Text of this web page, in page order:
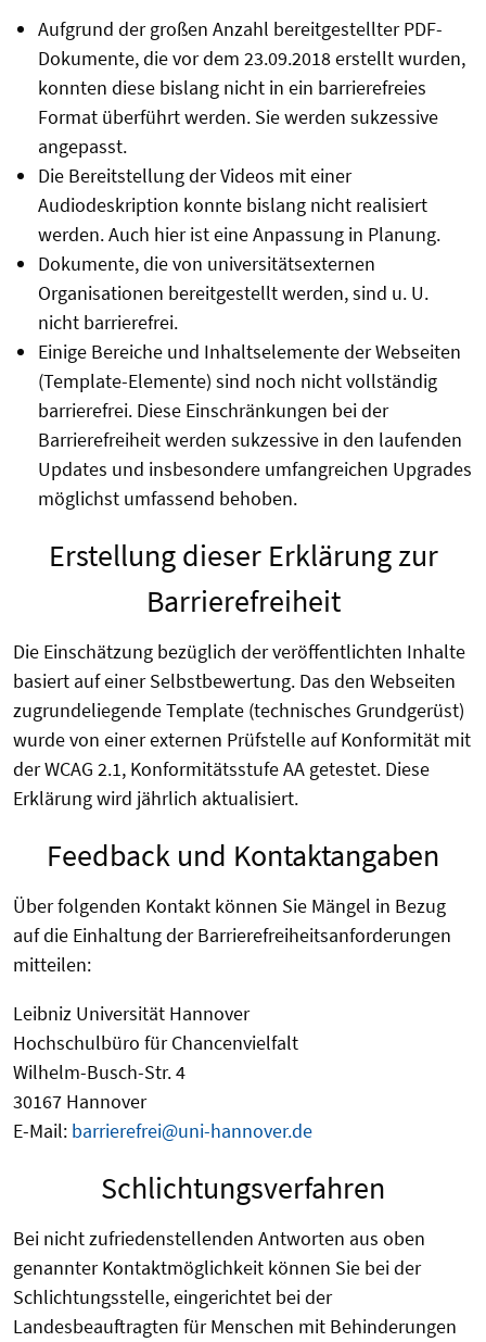
Aufgrund der großen Anzahl bereitgestellter PDF-
Dokumente, die vor dem 23.09.2018 erstellt wurden,
konnten diese bislang nicht in ein barrierefreies
Format überführt werden. Sie werden sukzessive
angepasst.
Die Bereitstellung der Videos mit einer
Audiodeskription konnte bislang nicht realisiert
werden. Auch hier ist eine Anpassung in Planung.
Dokumente, die von universitätsexternen
Organisationen bereitgestellt werden, sind u. U.
nicht barrierefrei.
Einige Bereiche und Inhaltselemente der Webseiten
(Template-Elemente) sind noch nicht vollständig
barrierefrei. Diese Einschränkungen bei der
Barrierefreiheit werden sukzessive in den laufenden
Updates und insbesondere umfangreichen Upgrades
möglichst umfassend behoben.
Erstellung dieser Erklärung zur
Barrierefreiheit
Die Einschätzung bezüglich der veröffentlichten Inhalte
basiert auf einer Selbstbewertung. Das den Webseiten
zugrundeliegende Template (technisches Grundgerüst)
wurde von einer externen Prüfstelle auf Konformität mit
der WCAG 2.1, Konformitätsstufe AA getestet. Diese
Erklärung wird jährlich aktualisiert.
Feedback und Kontaktangaben
Über folgenden Kontakt können Sie Mängel in Bezug
auf die Einhaltung der Barrierefreiheitsanforderungen
mitteilen:
Leibniz Universität Hannover
Hochschulbüro für Chancenvielfalt
Wilhelm-Busch-Str. 4
30167 Hannover
E-Mail: barrierefrei@uni-hannover.de
Schlichtungsverfahren
Bei nicht zufriedenstellenden Antworten aus oben
genannter Kontaktmöglichkeit können Sie bei der
Schlichtungsstelle, eingerichtet bei der
Landesbeauftragten für Menschen mit Behinderungen